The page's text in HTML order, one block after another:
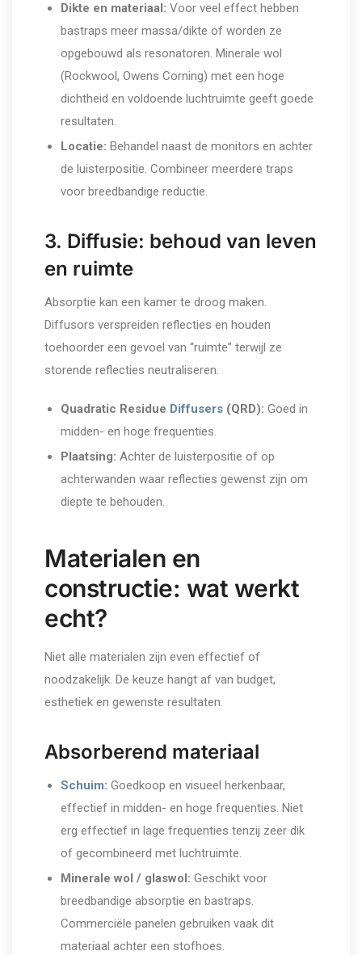
Dikte en materiaal: Voor veel effect hebben
bastraps meer massa/dikte of worden ze
opgebouwd als resonatoren. Minerale wol
(Rockwool, Owens Corning) met een hoge
dichtheid en voldoende luchtruimte geeft goede
resultaten.
Locatie: Behandel naast de monitors en achter
de luisterpositie. Combineer meerdere traps
voor breedbandige reductie.
3. Diffusie: behoud van leven
en ruimte
Absorptie kan een kamer te droog maken.
Diffusors verspreiden reflecties en houden
toehoorder een gevoel van “ruimte” terwijl ze
storende reflecties neutraliseren.
Quadratic Residue Diffusers (QRD): Goed in
midden- en hoge frequenties.
Plaatsing: Achter de luisterpositie of op
achterwanden waar reflecties gewenst zijn om
diepte te behouden.
Materialen en
constructie: wat werkt
echt?
Niet alle materialen zijn even effectief of
noodzakelijk. De keuze hangt af van budget,
esthetiek en gewenste resultaten.
Absorberend materiaal
Schuim: Goedkoop en visueel herkenbaar,
effectief in midden- en hoge frequenties. Niet
erg effectief in lage frequenties tenzij zeer dik
of gecombineerd met luchtruimte.
Minerale wol / glaswol: Geschikt voor
breedbandige absorptie en bastraps.
Commerciële panelen gebruiken vaak dit
materiaal achter een stofhoes.